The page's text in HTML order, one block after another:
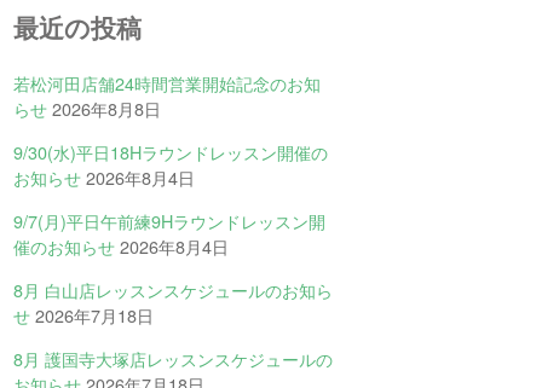
最近の投稿
若松河田店舗24時間営業開始記念のお知
らせ2026年8月8日
9/30(水)平日18Hラウンドレッスン開催の
お知らせ2026年8月4日
9/7(月)平日午前練9Hラウンドレッスン開
催のお知らせ2026年8月4日
8月 白山店レッスンスケジュールのお知ら
せ2026年7月18日
8月 護国寺大塚店レッスンスケジュールの